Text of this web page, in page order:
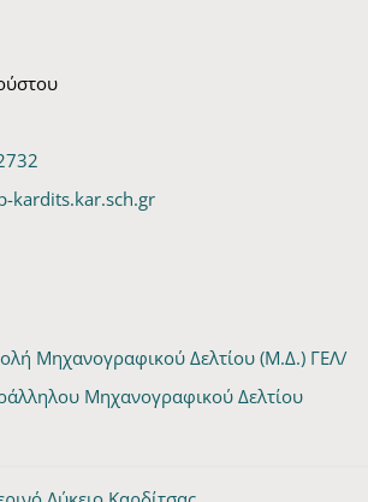
kardits.kar.sch.gr
Μηχανογραφικού Δελτίου (Μ.Δ.) ΓΕΛ/
Μηχανογραφικού Δελτίου